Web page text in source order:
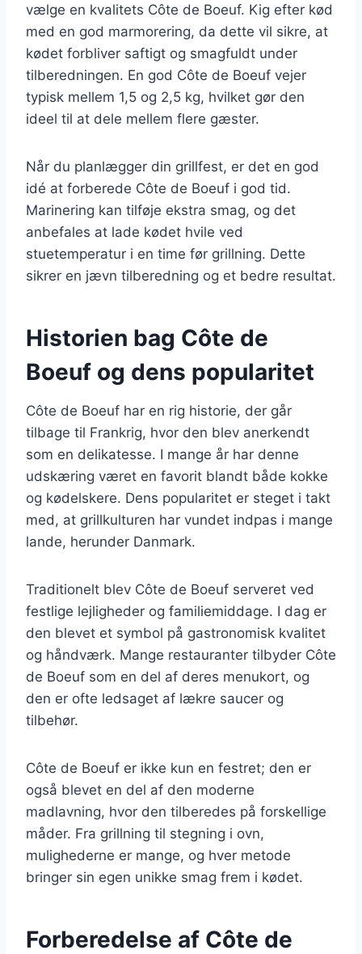
vælge en kvalitets Côte de Boeuf. Kig efter kød
med en god marmorering, da dette vil sikre, at
kødet forbliver saftigt og smagfuldt under
tilberedningen. En god Côte de Boeuf vejer
typisk mellem 1,5 og 2,5 kg, hvilket gør den
ideel til at dele mellem flere gæster.
Når du planlægger din grillfest, er det en god
idé at forberede Côte de Boeuf i god tid.
Marinering kan tilføje ekstra smag, og det
anbefales at lade kødet hvile ved
stuetemperatur i en time før grillning. Dette
sikrer en jævn tilberedning og et bedre resultat.
Historien bag Côte de
Boeuf og dens popularitet
Côte de Boeuf har en rig historie, der går
tilbage til Frankrig, hvor den blev anerkendt
som en delikatesse. I mange år har denne
udskæring været en favorit blandt både kokke
og kødelskere. Dens popularitet er steget i takt
med, at grillkulturen har vundet indpas i mange
lande, herunder Danmark.
Traditionelt blev Côte de Boeuf serveret ved
festlige lejligheder og familiemiddage. I dag er
den blevet et symbol på gastronomisk kvalitet
og håndværk. Mange restauranter tilbyder Côte
de Boeuf som en del af deres menukort, og
den er ofte ledsaget af lækre saucer og
tilbehør.
Côte de Boeuf er ikke kun en festret; den er
også blevet en del af den moderne
madlavning, hvor den tilberedes på forskellige
måder. Fra grillning til stegning i ovn,
mulighederne er mange, og hver metode
bringer sin egen unikke smag frem i kødet.
Forberedelse af Côte de